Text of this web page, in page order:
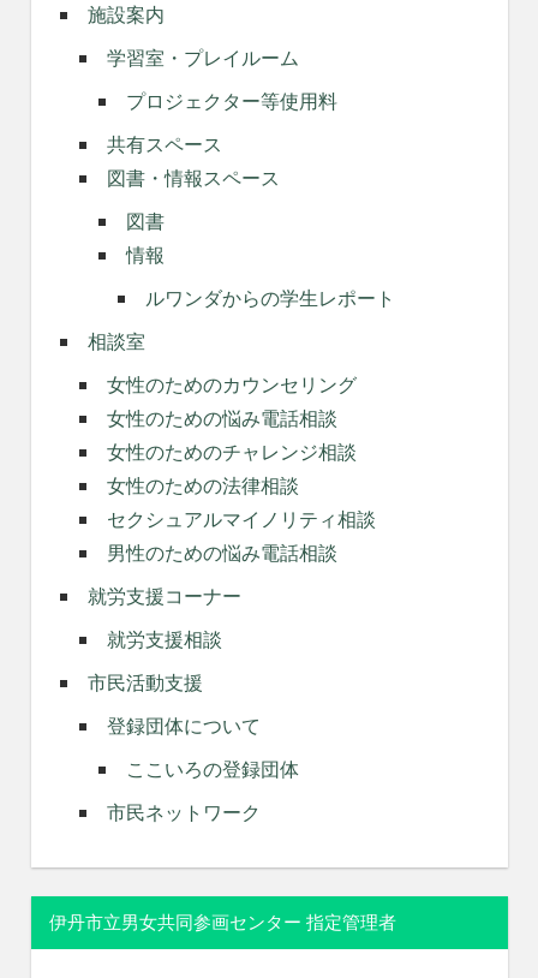
施設案内
学習室・プレイルーム
プロジェクター等使用料
共有スペース
図書・情報スペース
図書
情報
ルワンダからの学生レポート
相談室
女性のためのカウンセリング
女性のための悩み電話相談
女性のためのチャレンジ相談
女性のための法律相談
セクシュアルマイノリティ相談
男性のための悩み電話相談
就労支援コーナー
就労支援相談
市民活動支援
登録団体について
ここいろの登録団体
市民ネットワーク
伊丹市立男女共同参画センター 指定管理者